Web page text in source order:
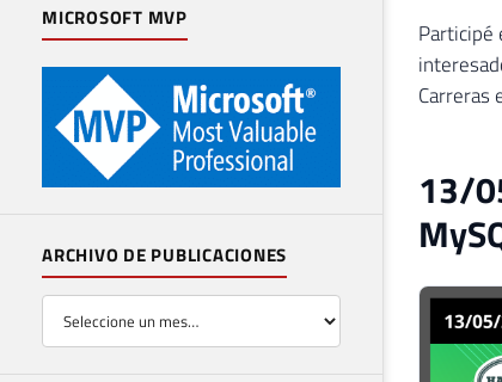
MICROSOFT MVP
ARCHIVO DE PUBLICACIONES
Participé
Carreras
13/